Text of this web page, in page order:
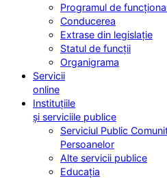
Programul de
Conducerea
Extrase din legislație
Statul de funcții
Organigrama
Servicii
online
Instituțiile
și serviciile publice
Serviciul Public
Persoanelor
Alte servicii publice
Educația